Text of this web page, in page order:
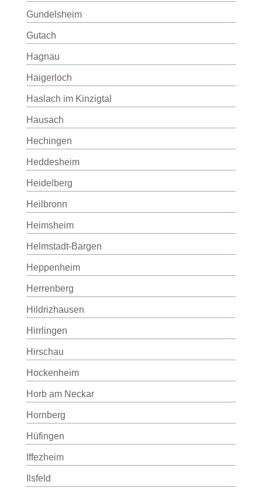
Gundelsheim
Gutach
Hagnau
Haigerloch
Haslach im Kinzigtal
Hausach
Hechingen
Heddesheim
Heidelberg
Heilbronn
Heimsheim
Helmstadt-Bargen
Heppenheim
Herrenberg
Hildrizhausen
Hirrlingen
Hirschau
Hockenheim
Horb am Neckar
Hornberg
Hüfingen
Iffezheim
Ilsfeld